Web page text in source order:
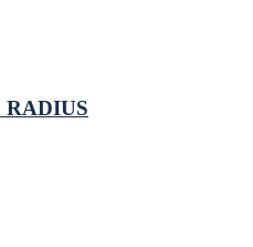
RADIUS